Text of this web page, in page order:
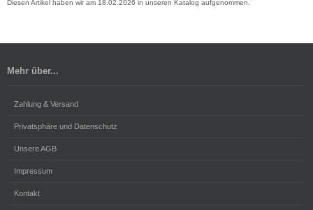
Diesen Artikel haben wir am 18.02.2026 in unseren Katalog aufgenommen.
Mehr über...
Zahlung & Versand
Privatsphäre und Datenschutz
Unsere AGB
Impressum
Kontakt